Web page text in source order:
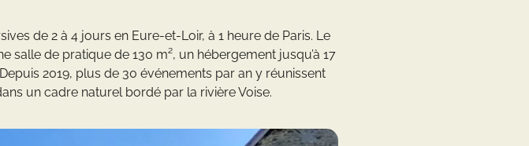
de 2 à 4 jours en Eure-et-Loir, à 1 heure de Paris. Le
salle de pratique de 130 m², un hébergement jusqu’à 17
2019, plus de 30 événements par an y réunissent
un cadre naturel bordé par la rivière Voise.